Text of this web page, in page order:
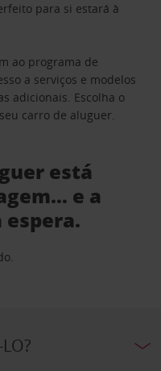
para si estará à
ao programa de
a serviços e modelos
adicionais. Escolha o
carro de aluguer.
está
e a
espera.